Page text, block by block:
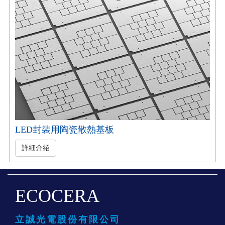
LED封裝用陶瓷散熱基板
詳細介紹
ECOCERA
立誠光電股份有限公司